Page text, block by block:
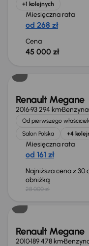
+1 kolejnych
Miesięczna rata
od 268 zł
Cena
45 000 zł
Renault Megane
201693 294 kmBenzyna
Od pierwszego
Salon Polska
+4
Miesięczna rata
od 161 zł
Najniższa cena z 30
obniżką
28 000 zł
Renault Megane
2010189 478 km